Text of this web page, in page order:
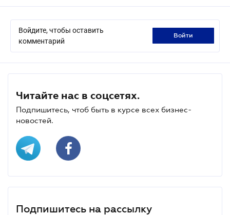
Войдите, чтобы оставить
комментарий
войти
Читайте нас в соцсетях.
Подпишитесь, чтоб быть в курсе всех бизнес-
новостей.
Подпишитесь на рассылку